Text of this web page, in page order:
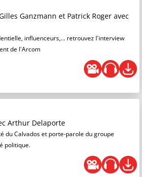
Ganzmann et Patrick Roger avec
influenceurs,... retrouvez l'interview
de l'Arcom
Arthur Delaporte
du Calvados et porte-parole du groupe
politique.